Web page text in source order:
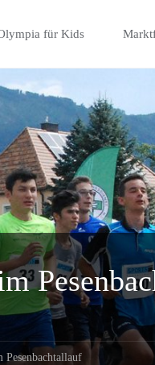
für Kids
Pesenbachtallauf